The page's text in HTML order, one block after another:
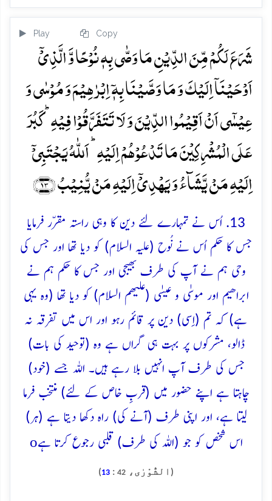
Play Copy
شَرَعَ لَکُمۡ مِّنَ الدِّیۡنِ مَا وَصّٰی بِہٖ نُوۡحًا وَّ الَّذِیۡۤ
اَوۡحَیۡنَاۤ اِلَیۡکَ وَ مَا وَصَّیۡنَا بِہٖۤ اِبۡرٰہِیۡمَ وَ مُوۡسٰی وَ
عِیۡسٰۤی اَنۡ اَقِیۡمُوا الدِّیۡنَ وَ لَا تَتَفَرَّقُوۡا فِیۡہِ ؕ کَبُرَ
عَلَی الۡمُشۡرِکِیۡنَ مَا تَدۡعُوۡہُمۡ اِلَیۡہِ ؕ اَللّٰہُ یَجۡتَبِیۡۤ
اِلَیۡہِ مَنۡ یَّشَآءُ وَ یَہۡدِیۡۤ اِلَیۡہِ مَنۡ یُّنِیۡبُ ﴿۱۳﴾
13. اُس نے تمہارے لئے دین کا وہی راستہ مقرّر فرمایا
جس کا حکم اُس نے نُوح (علیہ السلام) کو دیا تھا اور جس کی
وحی ہم نے آپ کی طرف بھیجی اور جس کا حکم ہم نے
ابراھیم اور موسٰی و عیسٰی (علیھم السلام) کو دیا تھا (وہ یہی
ہے) کہ تم (اِسی) دین پر قائم رہو اور اس میں تفرقہ نہ
ڈالو، مشرکوں پر بہت ہی گراں ہے وہ (توحید کی بات)
جس کی طرف آپ انہیں بلا رہے ہیں۔ اللہ جسے (خود)
چاہتا ہے اپنے حضور میں (قربِ خاص کے لئے) منتخب فرما
لیتا ہے، اور اپنی طرف (آنے کی) راہ دکھا دیتا ہے (ہر)
اس شخص کو جو (اللہ کی طرف) قلبی رجوع کرتا ہےo
(الشُّوْرٰی، 42
:
13
)